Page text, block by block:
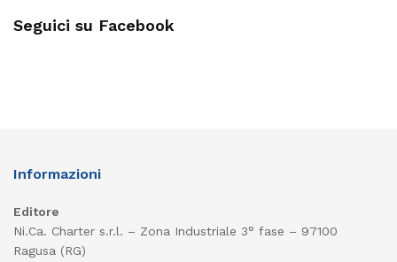
Seguici su Facebook
Informazioni
Editore
Ni.Ca. Charter s.r.l. – Zona Industriale 3° fase – 97100
Ragusa (RG)